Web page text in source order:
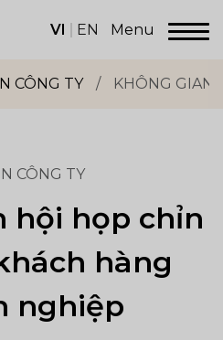
VI EN Menu
CÔNG TY / KHÔNG GIAN
CÔNG TY
hội họp chỉn
hàng
nghiệp